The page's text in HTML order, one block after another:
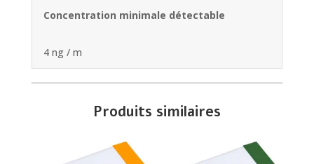
Concentration minimale détectable
4 ng / m
Produits similaires